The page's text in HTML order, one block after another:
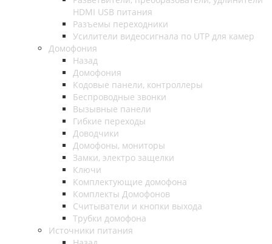
HDMI USB питания
Разъемы переходники
Усилители видеосигнала по UTP для камер
Домофония
Назад
Домофония
Кодовые панели, контроллеры
Беспроводные звонки
Вызывные панели
Гибкие переходы
Доводчики
Домофоны, мониторы
Замки, электро защелки
Ключи
Комплектующие домофона
Комплекты Домофонов
Считыватели и кнопки выхода
Трубки домофона
Источники питания